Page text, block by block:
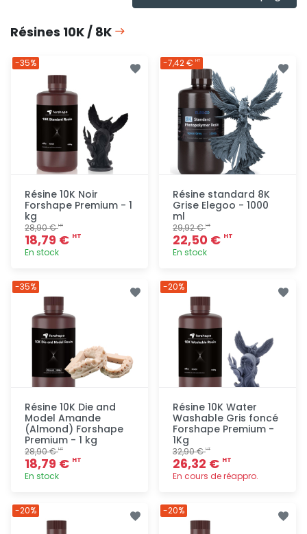
Résines 10K / 8K
Résine 10K Noir
Forshape Premium - 1
kg
28,90 €HT
18,79 € HT
En stock
-35%
Résine standard 8K
Grise Elegoo - 1000
ml
29,92 €HT
22,50 € HT
En stock
-7,42 € HT
Résine 10K Die and
Model Amande
(Almond) Forshape
Premium - 1 kg
28,90 €HT
18,79 € HT
En stock
-35%
Résine 10K Water
Washable Gris foncé
Forshape Premium -
1Kg
32,90 €HT
26,32 € HT
En cours de réappro.
-20%
-20% -20%